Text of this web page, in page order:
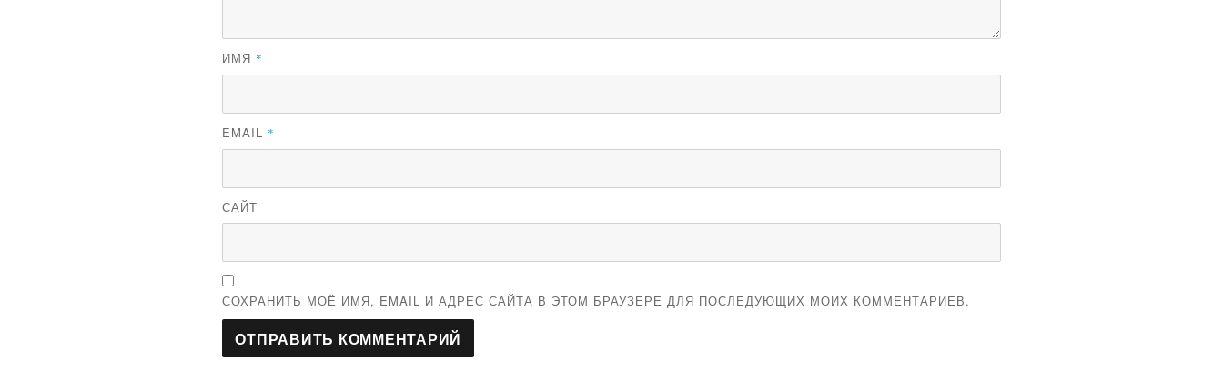
ИМЯ *
EMAIL *
САЙТ
СОХРАНИТЬ МОЁ ИМЯ, EMAIL И АДРЕС САЙТА В ЭТОМ БРАУЗЕРЕ ДЛЯ ПОСЛЕДУЮЩИХ МОИХ КОММЕНТАРИЕВ.